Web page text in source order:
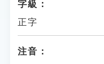
字級：
正字
注音：